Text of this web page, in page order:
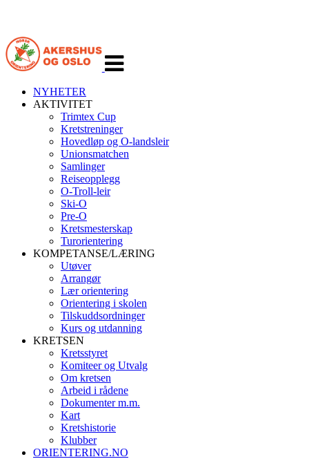
navigasjon
NYHETER
AKTIVITET
Trimtex Cup
Kretstreninger
Hovedløp og O-landsleir
Unionsmatchen
Samlinger
Reiseopplegg
O-Troll-leir
Ski-O
Pre-O
Kretsmesterskap
Turorientering
KOMPETANSE/LÆRING
Utøver
Arrangør
Lær orientering
Orientering i skolen
Tilskuddsordninger
Kurs og utdanning
KRETSEN
Kretsstyret
Komiteer og Utvalg
Om kretsen
Arbeid i rådene
Dokumenter m.m.
Kart
Kretshistorie
Klubber
ORIENTERING.NO